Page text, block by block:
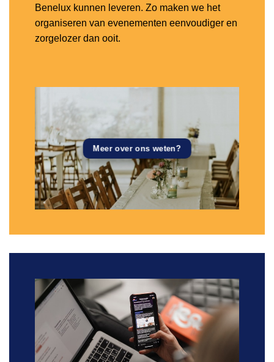
Benelux kunnen leveren. Zo maken we het
organiseren van evenementen eenvoudiger en
zorgelozer dan ooit.
Meer over ons weten?